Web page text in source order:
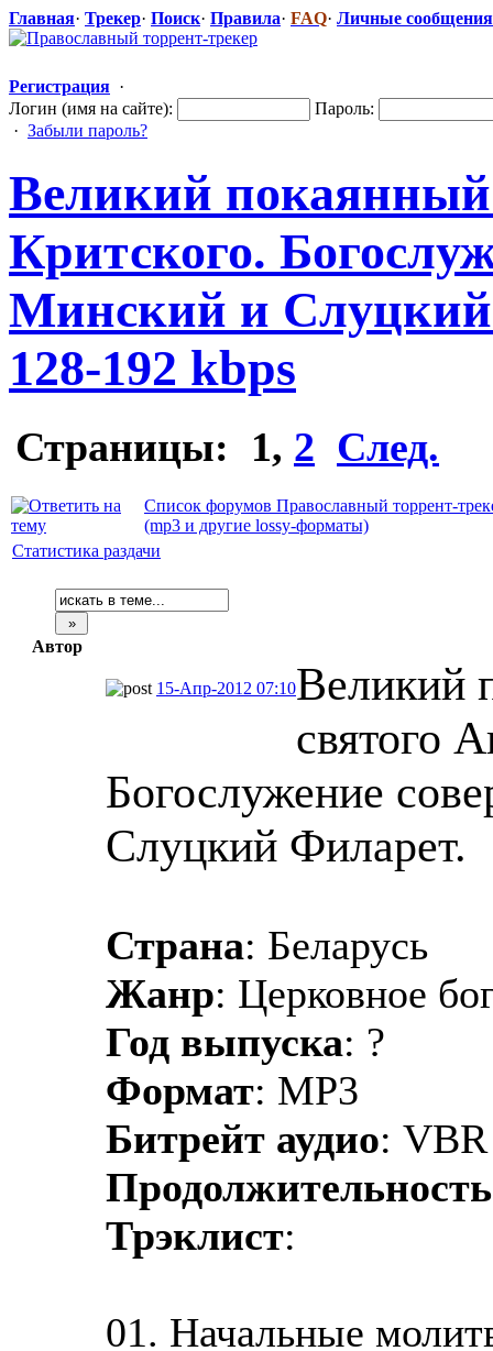
Главная· Трекер· Поиск· Правила· FAQ· Личные сообщения
Регистрация ·
Логин (имя на сайте):
Пароль:
· Забыли пароль?
Великий покаянный
Критского.
Минский и
128-192 kbps
Страницы: 1, 2 След.
Список форумов Православный торрент-
(mp3 и другие lossy-форматы)
Статистика раздачи
Автор
15-Апр-2012 07:10Великий
святого
Богослужение
Слуцкий Филарет.
Страна: Беларусь
Жанр: Церковное
Год выпуска: ?
Формат: MP3
Битрейт аудио:
Продолжительность
Трэклист:
01. Начальные